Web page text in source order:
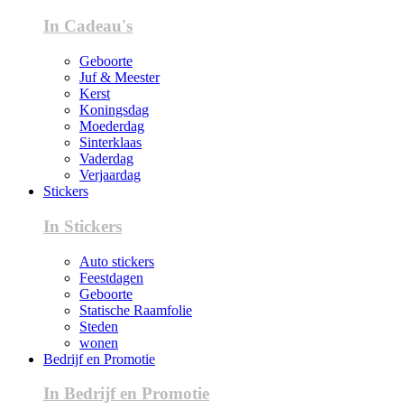
In Cadeau's
Geboorte
Juf & Meester
Kerst
Koningsdag
Moederdag
Sinterklaas
Vaderdag
Verjaardag
Stickers
In Stickers
Auto stickers
Feestdagen
Geboorte
Statische Raamfolie
Steden
wonen
Bedrijf en Promotie
In Bedrijf en Promotie